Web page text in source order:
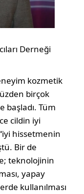
Derneği
kozmetik
birçok
Tüm
cildin iyi
hissetmenin
Bir de
teknolojinin
yapay
kullanılması